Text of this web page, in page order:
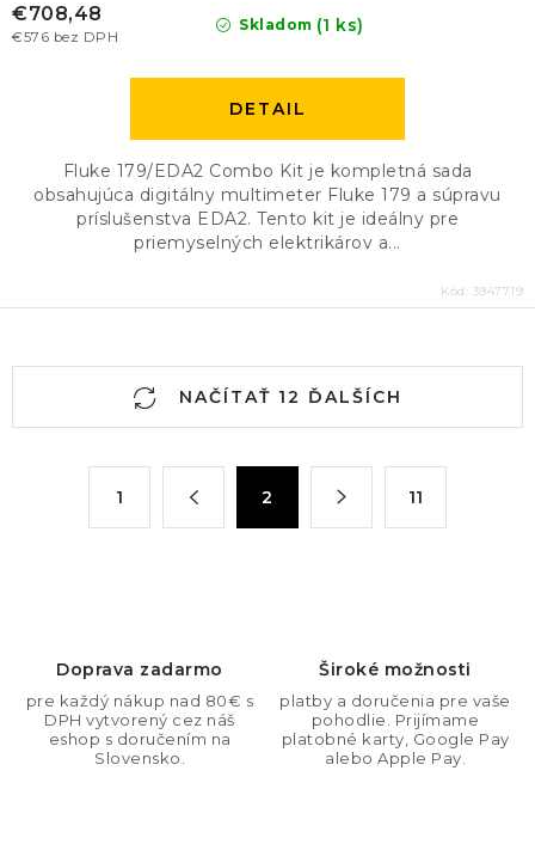
Skladom (1 ks)
€576 bez DPH
€708,48
DETAIL
Fluke 179/EDA2 Combo Kit je kompletná sada
obsahujúca digitálny multimeter Fluke 179 a súpravu
príslušenstva EDA2. Tento kit je ideálny pre
priemyselných elektrikárov a...
Kód: 3947719
NAČÍTAŤ 12 ĎALŠÍCH
1 2 11
Doprava zadarmo
pre každý nákup nad 80€ s
DPH vytvorený cez náš
eshop s doručením na
Slovensko.
Široké možnosti
platby a doručenia pre vaše
pohodlie. Prijímame
platobné karty, Google Pay
alebo Apple Pay.